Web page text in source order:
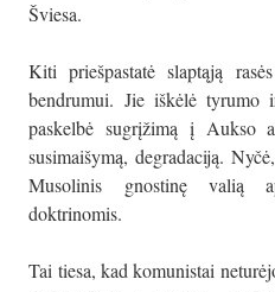
Šviesa.
Kiti priešpastatė slaptąją
bendrumui. Jie iškėlė tyrumo
paskelbė sugrįžimą į Aukso
susimaišymą, degradaciją.
Musolinis gnostinę valią
doktrinomis.
Tai tiesa, kad komunistai